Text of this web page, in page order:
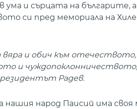
ума и сърцата на българите,
си пред мемориала на
и обич към отечеството,
и
Радев.
народ Паисий има своя